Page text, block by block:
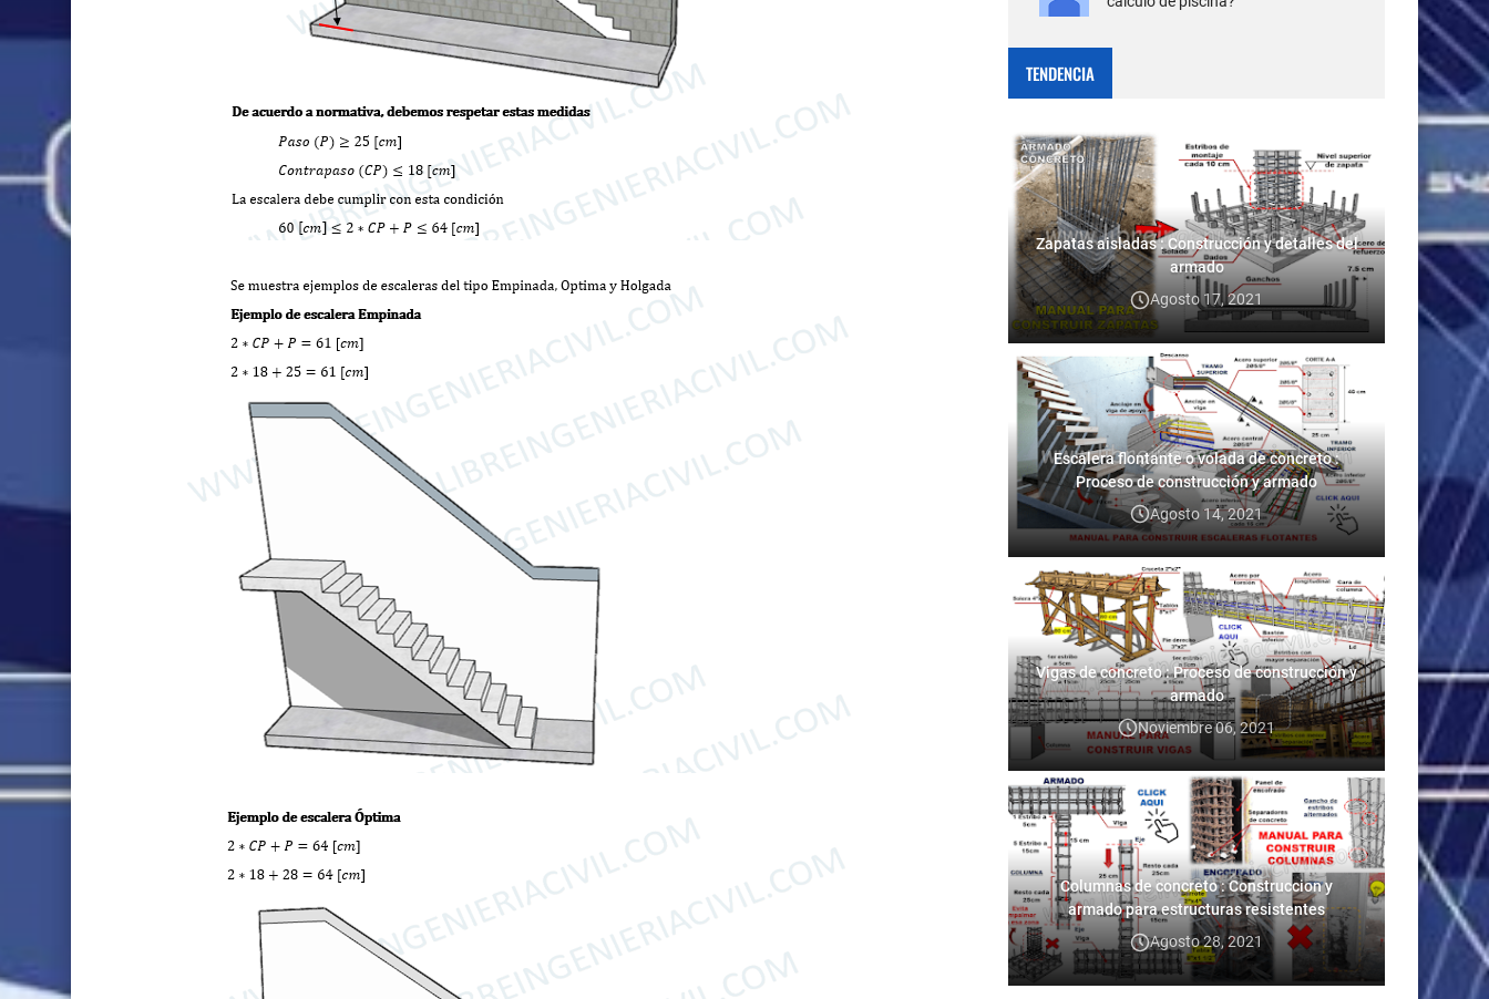
TENDENCIA
Zapatas aisladas : Construcción y detalles del
armado
Agosto 17, 2021
Escalera flontante o volada de concreto :
Proceso de construcción y armado
Agosto 14, 2021
Vigas de concreto : Proceso de construcción y
armado
Noviembre 06, 2021
Columnas de concreto : Construccion y
armado para estructuras resistentes
Agosto 28, 2021